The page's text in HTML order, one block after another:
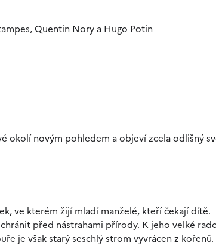
Quentin Nory a Hugo Potin
okolí novým pohledem a objeví zcela odlišný
ve kterém žijí mladí manželé, kteří čekají dítě.
před nástrahami přírody. K jeho velké
je však starý seschlý strom vyvrácen z kořenů.